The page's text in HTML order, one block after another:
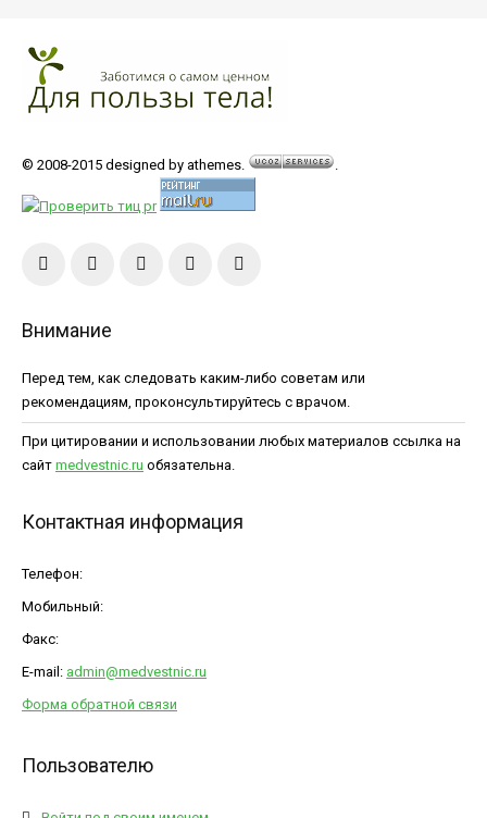
© 2008-2015 designed by athemes. .
Внимание
Перед тем, как следовать каким-либо советам или
рекомендациям, проконсультируйтесь с врачом.
При цитировании и использовании любых материалов ссылка на
сайт medvestnic.ru обязательна.
Контактная информация
Телефон:
Мобильный:
Факс:
E-mail: admin@medvestnic.ru
Форма обратной связи
Пользователю